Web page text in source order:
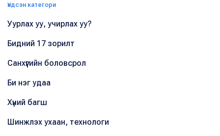
Үндсэн категори
Уурлах уу, учирлах уу?
Бидний 17 зорилт
Санхүүгийн боловсрол
Би нэг удаа
Хүний багш
Шинжлэх ухаан, технологи